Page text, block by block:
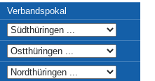
Verbandspokal